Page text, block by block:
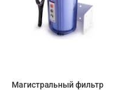
Магистральный фильтр